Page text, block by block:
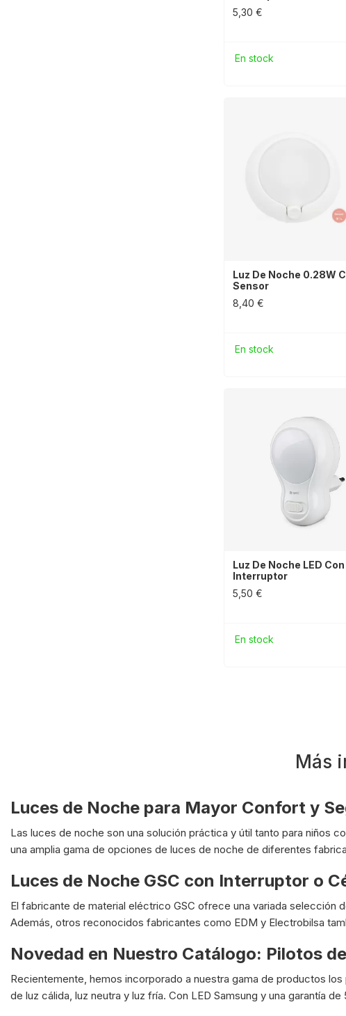
5,30 €
En stock
Luz De Noche 0.28W
Sensor
8,40 €
En stock
Luz De Noche LED Con
Interruptor
5,50 €
En stock
Más
Luces de Noche para Mayor Confort y
Las luces de noche son una solución práctica y útil tanto para niños
una amplia gama de opciones de luces de noche de diferentes
Luces de Noche GSC con Interruptor o
El fabricante de material eléctrico GSC ofrece una variada
Además, otros reconocidos fabricantes como EDM y Electrobilsa
Novedad en Nuestro Catálogo: Pilotos
Recientemente, hemos incorporado a nuestra gama de productos
de luz cálida, luz neutra y luz fría. Con LED Samsung y una garantía